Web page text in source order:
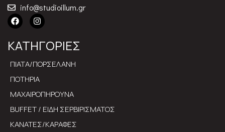
info@studioillum.gr
ΚΑΤΗΓΟΡΙΕΣ
ΠΙΑΤΑ/ΠΟΡΣΕΛΑΝΗ
ΠΟΤΗΡΙΑ
ΜΑΧΑΙΡΟΠΗΡΟΥΝΑ
BUFFET / ΕΙΔΗ ΣΕΡΒΙΡΙΣΜΑΤΟΣ
ΚΑΝΑΤΕΣ/ΚΑΡΑΦΕΣ